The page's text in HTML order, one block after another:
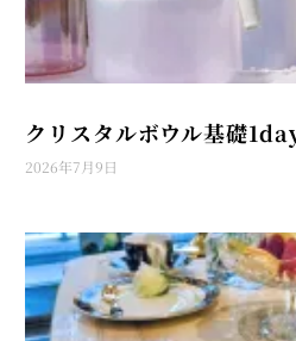
クリスタルボウル基礎
2026年7月9日